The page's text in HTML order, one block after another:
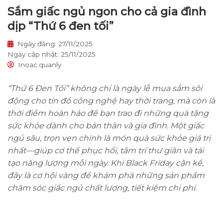
Sắm giấc ngủ ngon cho cả gia đình
dịp “Thứ 6 đen tối”
Ngày đăng: 27/11/2025
Ngày cập nhật: 25/11/2025
Inoac.quanly
“Thứ 6 Đen Tối” không chỉ là ngày lễ mua sắm sôi
động cho tín đồ công nghệ hay thời trang, mà còn là
thời điểm hoàn hảo để bạn trao đi những quà tặng
sức khỏe dành cho bản thân và gia đình. Một giấc
ngủ sâu, trọn vẹn chính là món quà sức khỏe giá trị
nhất—giúp cơ thể phục hồi, tâm trí thư giãn và tái
tạo năng lượng mỗi ngày. Khi Black Friday cận kề,
đây là cơ hội vàng để khám phá những sản phẩm
chăm sóc giấc ngủ chất lượng, tiết kiệm chi phí.